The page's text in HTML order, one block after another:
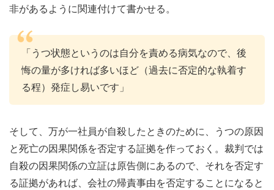
非があるように関連付けて書かせる。
「うつ状態というのは自分を責める病気なので、後
悔の量が多ければ多いほど（過去に否定的な執着す
る程）発症し易いです」
そして、万が一社員が自殺したときのために、うつの原因
と死亡の因果関係を否定する証拠を作っておく。裁判では
自殺の因果関係の立証は原告側にあるので、それを否定す
る証拠があれば、会社の帰責事由を否定することになると